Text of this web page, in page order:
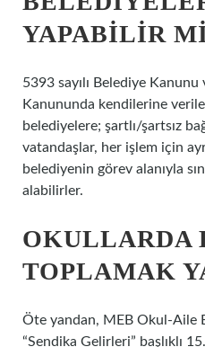
YAPABILIR
5393 sayılı Belediye Kanunu
Kanununda kendilerine
belediyelere; şartlı/şartsız
vatandaşlar, her işlem için
belediyenin görev alanıyla
alabilirler.
OKULLARDA
TOPLAMAK
Öte yandan, MEB Okul-Aile
“Sendika Gelirleri” başlıklı